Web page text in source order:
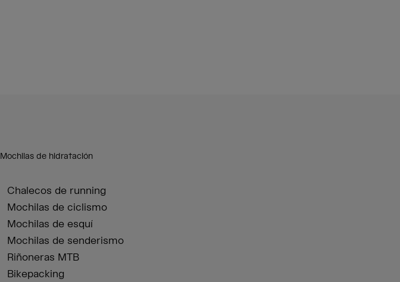
Mochilas de hidratación
Chalecos de running
Mochilas de ciclismo
Mochilas de esquí
Mochilas de senderismo
Riñoneras MTB
Bikepacking